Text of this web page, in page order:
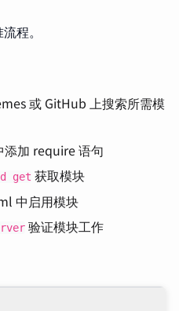
程。
或 GitHub 上搜索所需模
添加 require 语句
get 获取模块
中启用模块
验证模块工作